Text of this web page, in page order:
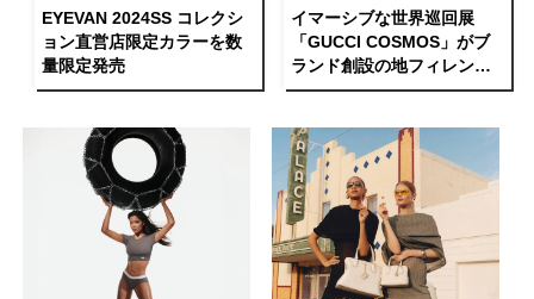
EYEVAN 2024SS コレクシ
ョン直営店限定カラーを数
量限定発売
イマーシブな世界巡回展
「GUCCI COSMOS」がブ
ランド創設の地フィレンツ
ェの姉妹都市・京都に上陸